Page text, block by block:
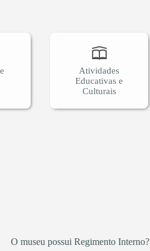
O museu possui Regimento Interno?
Atividades
Educativas e
Culturais